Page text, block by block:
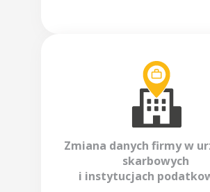
Zmiana danych firmy w
skarbowych
i instytucjach